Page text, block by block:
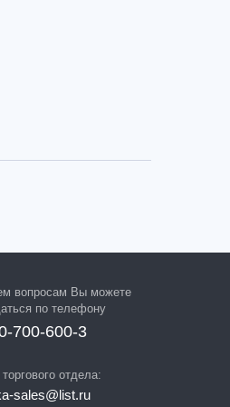
вопросам Вы можете
по телефону
700-600-3
отдела:
sales@list.ru